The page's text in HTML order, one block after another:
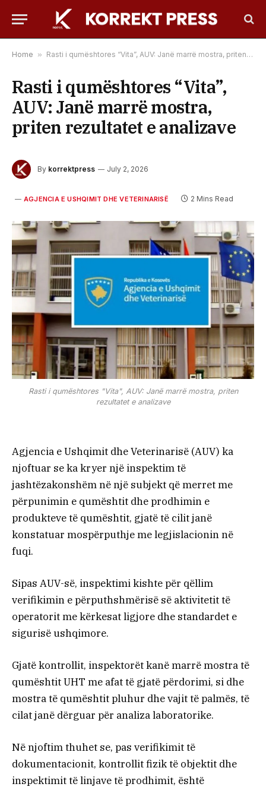
Home » Rasti i qumështores “Vita”, AUV: Janë marrë mostra, priten rezultatet e analizave
Rasti i qumështores “Vita”,
AUV: Janë marrë mostra,
priten rezultatet e analizave
By korrektpress July 2, 2026
AGJENCIA E USHQIMIT DHE VETERINARISË 2 Mins Read
Rasti i qumështores "Vita", AUV: Janë marrë mostra, priten
rezultatet e analizave
Agjencia e Ushqimit dhe Veterinarisë (AUV) ka
njoftuar se ka kryer një inspektim të
jashtëzakonshëm në një subjekt që merret me
përpunimin e qumështit dhe prodhimin e
produkteve të qumështit, gjatë të cilit janë
konstatuar mospërputhje me legjislacionin në
fuqi.
Sipas AUV-së, inspektimi kishte për qëllim
verifikimin e përputhshmërisë së aktivitetit të
operatorit me kërkesat ligjore dhe standardet e
sigurisë ushqimore.
Gjatë kontrollit, inspektorët kanë marrë mostra të
qumështit UHT me afat të gjatë përdorimi, si dhe
mostra të qumështit pluhur dhe vajit të palmës, të
cilat janë dërguar për analiza laboratorike.
Në njoftim thuhet se, pas verifikimit të
dokumentacionit, kontrollit fizik të objektit dhe
inspektimit të linjave të prodhimit, është